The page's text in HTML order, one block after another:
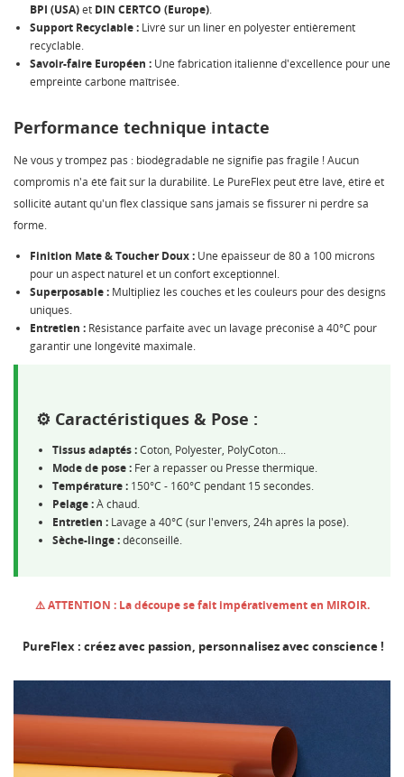
BPI (USA)et DIN CERTCO (Europe).
Support Recyclable : Livré sur un liner en polyester entièrement
recyclable.
Savoir-faire Européen : Une fabrication italienne d'excellence pour une
empreinte carbone maîtrisée.
Performance technique intacte
Ne vous y trompez pas : biodégradable ne signifie pas fragile ! Aucun
compromis n'a été fait sur la durabilité. Le PureFlex peut être lavé, étiré et
sollicité autant qu'un flex classique sans jamais se fissurer ni perdre sa
forme.
Finition Mate & Toucher Doux : Une épaisseur de 80 à 100 microns
pour un aspect naturel et un confort exceptionnel.
Superposable : Multipliez les couches et les couleurs pour des designs
uniques.
Entretien : Résistance parfaite avec un lavage préconisé à 40°C pour
garantir une longévité maximale.
⚙️ Caractéristiques & Pose :
Tissus adaptés :Coton, Polyester, PolyCoton...
Mode de pose : Fer à repasser ou Presse thermique.
Température : 150°C - 160°C pendant 15 secondes.
Pelage :À chaud.
Entretien : Lavage à 40°C (sur l'envers, 24h après la pose).
Sèche-linge :déconseillé.
⚠️ ATTENTION : La découpe se fait impérativement en MIROIR.
PureFlex : créez avec passion, personnalisez avec conscience !
MES LISTES
add_circle_outline Créer une nouvelle liste
NOM DE LA LISTE D'ENVIES
CONNEXION
Vous devez être connecté pour ajouter des produits à